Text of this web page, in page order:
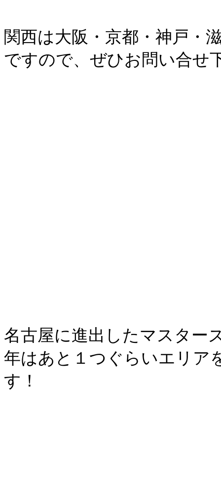
関西は大阪・京都・神戸・
ですので、ぜひお問い合せ
名古屋に進出したマスター
年はあと１つぐらいエリア
す！